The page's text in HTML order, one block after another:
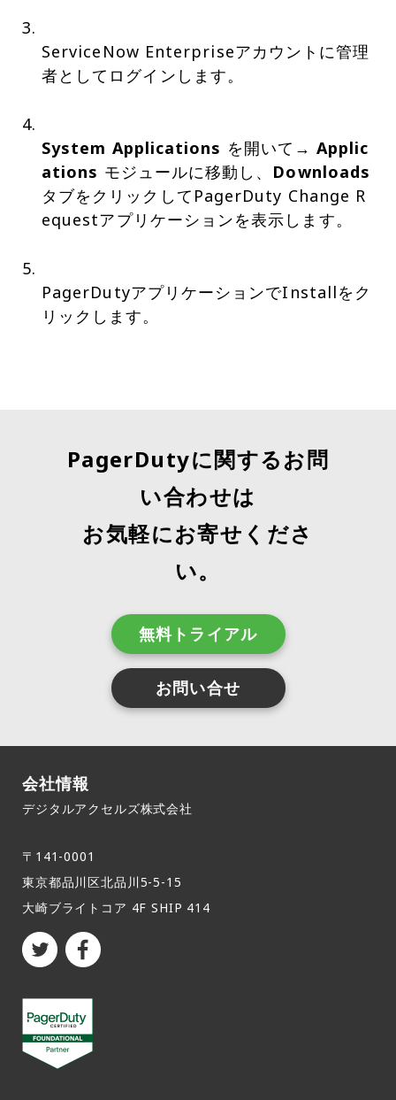
ServiceNow Enterpriseアカウントに管理
者としてログインします。
System Applications を開いて→Applic
ations モジュールに移動し、 Downloads
タブをクリックしてPagerDuty Change R
equestアプリケーションを表示します。
PagerDutyアプリケーションでInstallをク
リックします。
PagerDutyに関するお問
い合わせは
お気軽にお寄せくださ
い。
無料トライアル
お問い合せ
会社情報
デジタルアクセルズ株式会社
〒141-0001
東京都品川区北品川5-5-15​
大崎ブライトコア 4F SHIP 414